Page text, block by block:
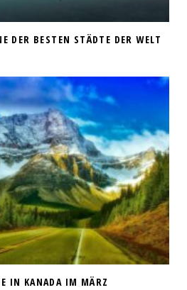
DER BESTEN STÄDTE DER WELT
IN KANADA IM MÄRZ